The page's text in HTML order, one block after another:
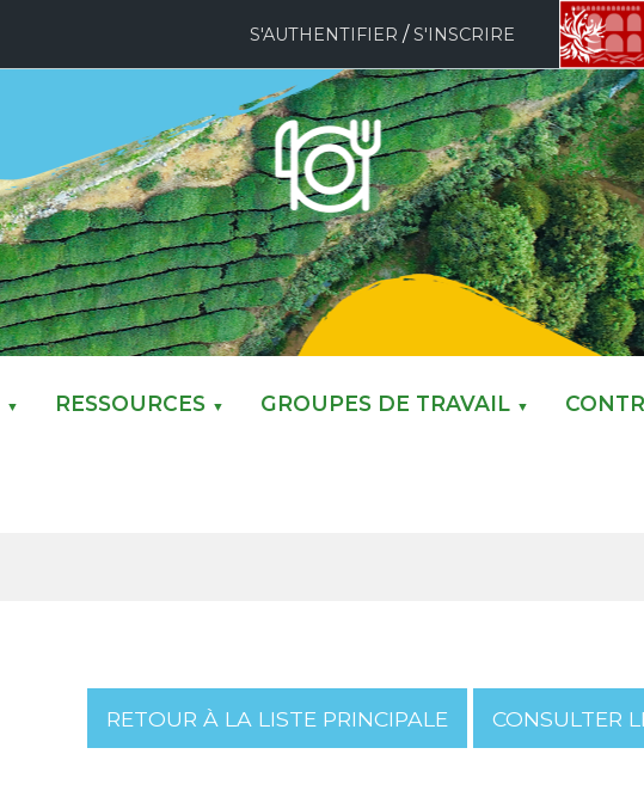
S'AUTHENTIFIER /S'INSCRIRE
▼ RESSOURCES ▼ GROUPES DE TRAVAIL ▼
RETOUR À LA LISTE PRINCIPALE CONSULTER